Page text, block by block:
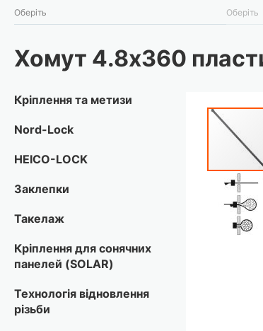
Оберіть Оберіть
Хомут 4.8х360
Перейти
зображень
Кріплення та метизи
Nord-Lock
HEICO-LOCK
Заклепки
Такелаж
Кріплення для сонячних
панелей (SOLAR)
Технологія відновлення
різьби